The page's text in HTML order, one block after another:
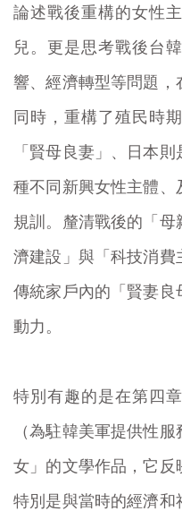
論述戰後重構的女性
兒。更是思考戰後台
響、經濟轉型等問題，
同時，重構了殖民時
「賢母良妻」、日本
種不同新興女性主體
規訓。釐清戰後的「
濟建設」與「科技消費
傳統家戶內的「賢妻良
動力。
特別有趣的是在第四
（為駐韓美軍提供性
女」的文學作品，它反
特別是與當時的經濟和